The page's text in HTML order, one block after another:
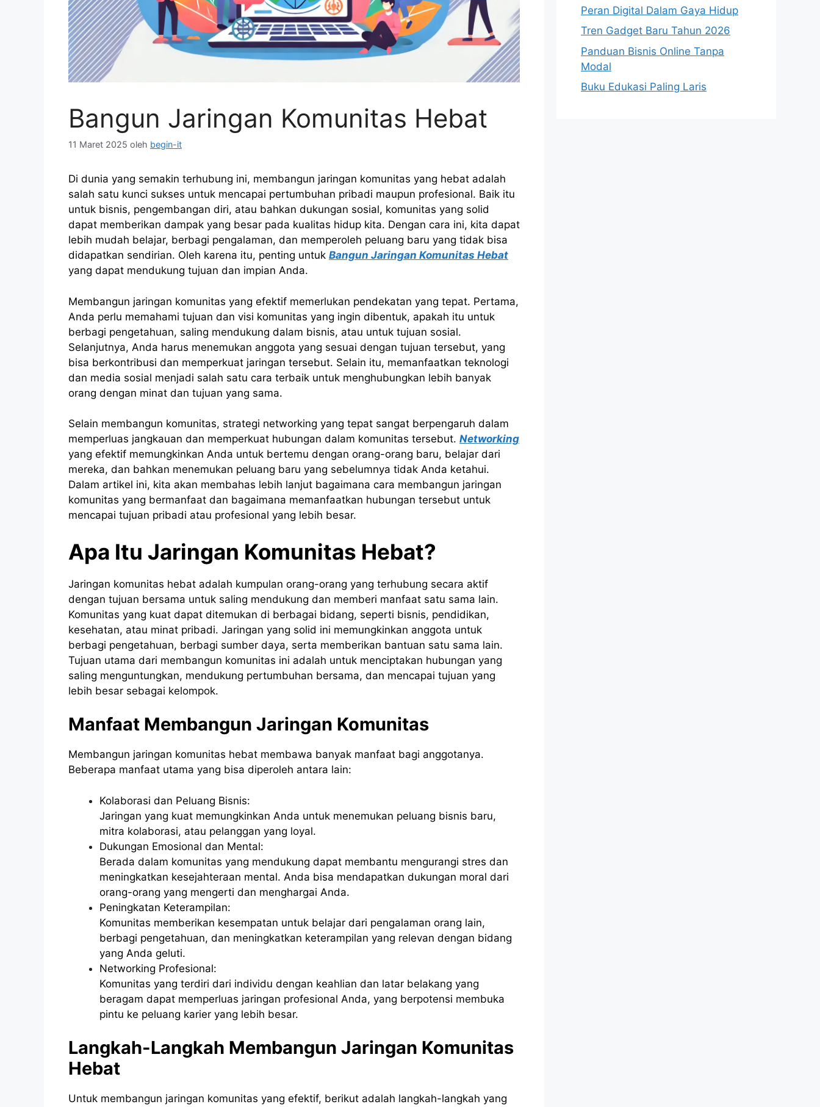
Bangun Jaringan Komunitas Hebat
11 Maret 2025 oleh begin-it
Di dunia yang semakin terhubung ini, membangun jaringan komunitas yang hebat adalah
salah satu kunci sukses untuk mencapai pertumbuhan pribadi maupun profesional. Baik itu
untuk bisnis, pengembangan diri, atau bahkan dukungan sosial, komunitas yang solid
dapat memberikan dampak yang besar pada kualitas hidup kita. Dengan cara ini, kita dapat
lebih mudah belajar, berbagi pengalaman, dan memperoleh peluang baru yang tidak bisa
didapatkan sendirian. Oleh karena itu, penting untuk Bangun Jaringan Komunitas Hebat
yang dapat mendukung tujuan dan impian Anda.
Membangun jaringan komunitas yang efektif memerlukan pendekatan yang tepat. Pertama,
Anda perlu memahami tujuan dan visi komunitas yang ingin dibentuk, apakah itu untuk
berbagi pengetahuan, saling mendukung dalam bisnis, atau untuk tujuan sosial.
Selanjutnya, Anda harus menemukan anggota yang sesuai dengan tujuan tersebut, yang
bisa berkontribusi dan memperkuat jaringan tersebut. Selain itu, memanfaatkan teknologi
dan media sosial menjadi salah satu cara terbaik untuk menghubungkan lebih banyak
orang dengan minat dan tujuan yang sama.
Selain membangun komunitas, strategi networking yang tepat sangat berpengaruh dalam
memperluas jangkauan dan memperkuat hubungan dalam komunitas tersebut. Networking
yang efektif memungkinkan Anda untuk bertemu dengan orang-orang baru, belajar dari
mereka, dan bahkan menemukan peluang baru yang sebelumnya tidak Anda ketahui.
Dalam artikel ini, kita akan membahas lebih lanjut bagaimana cara membangun jaringan
komunitas yang bermanfaat dan bagaimana memanfaatkan hubungan tersebut untuk
mencapai tujuan pribadi atau profesional yang lebih besar.
Apa Itu Jaringan Komunitas Hebat?
Jaringan komunitas hebat adalah kumpulan orang-orang yang terhubung secara aktif
dengan tujuan bersama untuk saling mendukung dan memberi manfaat satu sama lain.
Komunitas yang kuat dapat ditemukan di berbagai bidang, seperti bisnis, pendidikan,
kesehatan, atau minat pribadi. Jaringan yang solid ini memungkinkan anggota untuk
berbagi pengetahuan, berbagi sumber daya, serta memberikan bantuan satu sama lain.
Tujuan utama dari membangun komunitas ini adalah untuk menciptakan hubungan yang
saling menguntungkan, mendukung pertumbuhan bersama, dan mencapai tujuan yang
lebih besar sebagai kelompok.
Manfaat Membangun Jaringan Komunitas
Membangun jaringan komunitas hebat membawa banyak manfaat bagi anggotanya.
Beberapa manfaat utama yang bisa diperoleh antara lain:
Kolaborasi dan Peluang Bisnis:
Jaringan yang kuat memungkinkan Anda untuk menemukan peluang bisnis baru,
mitra kolaborasi, atau pelanggan yang loyal.
Dukungan Emosional dan Mental:
Berada dalam komunitas yang mendukung dapat membantu mengurangi stres dan
meningkatkan kesejahteraan mental. Anda bisa mendapatkan dukungan moral dari
orang-orang yang mengerti dan menghargai Anda.
Peningkatan Keterampilan:
Komunitas memberikan kesempatan untuk belajar dari pengalaman orang lain,
berbagi pengetahuan, dan meningkatkan keterampilan yang relevan dengan bidang
yang Anda geluti.
Networking Profesional:
Komunitas yang terdiri dari individu dengan keahlian dan latar belakang yang
beragam dapat memperluas jaringan profesional Anda, yang berpotensi membuka
pintu ke peluang karier yang lebih besar.
Langkah-Langkah Membangun Jaringan Komunitas
Hebat
Untuk membangun jaringan komunitas yang efektif, berikut adalah langkah-langkah yang
Peran Digital Dalam Gaya Hidup
Tren Gadget Baru Tahun 2026
Panduan Bisnis Online Tanpa
Modal
Buku Edukasi Paling Laris